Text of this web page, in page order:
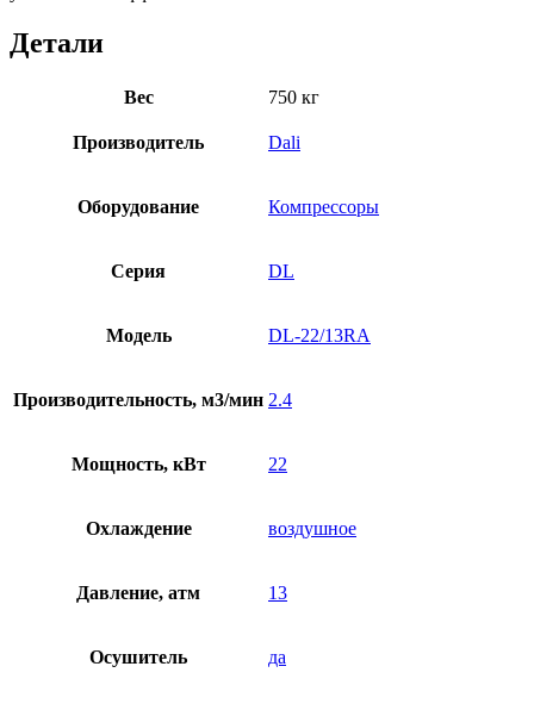
Детали
Вес 750 кг
Производитель Dali
Оборудование Компрессоры
Серия DL
Модель DL-22/13RA
Производительность, м3/мин 2.4
Мощность, кВт 22
Охлаждение воздушное
Давление, атм 13
Осушитель да